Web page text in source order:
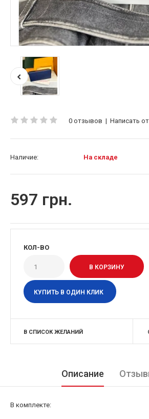
0 отзывов | Написать
Наличие: На складе
597 грн.
КОЛ-ВО
КУПИТЬ В ОДИН КЛИК
В СПИСОК ЖЕЛАНИЙ
Описание
В комплекте: